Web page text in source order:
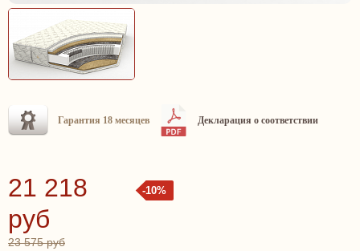
Гарантия 18 месяцев Декларация о соответствии
-10%
21 218
руб
23 575 руб